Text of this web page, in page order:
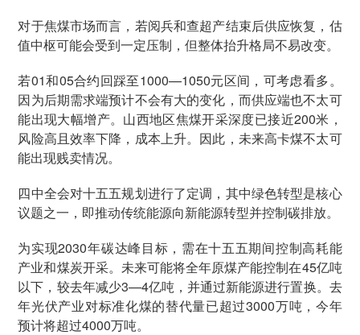
对于焦煤市场而言，若阅兵和查超产结束后供应恢复，估
值中枢可能会受到一定压制，但整体抬升格局不易改变。
若01和05合约回踩至1000—1050元区间，可考虑看多。
因为后期需求端预计不会有大的变化，而供应端也不太可
能出现大幅增产。山西地区焦煤开采深度已接近200米，
风险高且效率下降，成本上升。因此，未来高卡煤不太可
能出现贱卖情况。
四中全会对十五五规划进行了定调，其中绿色转型是核心
议题之一，即推动传统能源向新能源转型并控制碳排放。
为实现2030年碳达峰目标，需在十五五期间控制高耗能
产业和煤炭开采。未来可能将全年原煤产能控制在45亿吨
以下，较去年减少3—4亿吨，并通过新能源进行置换。去
年光伏产业对标准化煤的替代量已超过3000万吨，今年
预计将超过4000万吨。